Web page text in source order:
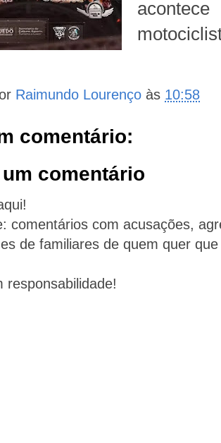
Raimundo Lourenço às 10:58
comentário:
comentário
comentários com acusações,
de familiares de quem quer
responsabilidade!